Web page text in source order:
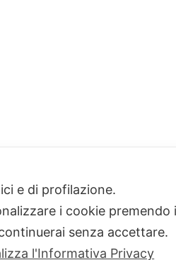
e di profilazione.
i cookie premendo
senza accettare.
l'Informativa Privacy